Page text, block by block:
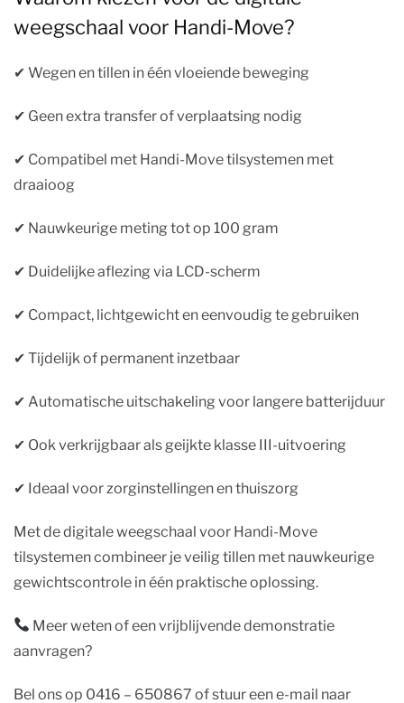
weegschaal voor Handi-Move?
✔︎ Wegen en tillen in één vloeiende beweging
✔︎ Geen extra transfer of verplaatsing nodig
✔︎ Compatibel met Handi-Move tilsystemen met
draaioog
✔︎ Nauwkeurige meting tot op 100 gram
✔︎ Duidelijke aflezing via LCD-scherm
✔︎ Compact, lichtgewicht en eenvoudig te gebruiken
✔︎ Tijdelijk of permanent inzetbaar
✔︎ Automatische uitschakeling voor langere batterijduur
✔︎ Ook verkrijgbaar als geijkte klasse III-uitvoering
✔︎ Ideaal voor zorginstellingen en thuiszorg
Met de digitale weegschaal voor Handi-Move
tilsystemen combineer je veilig tillen met nauwkeurige
gewichtscontrole in één praktische oplossing.
Meer weten of een vrijblijvende demonstratie
aanvragen?
Bel ons op 0416 – 650867 of stuur een e-mail naar